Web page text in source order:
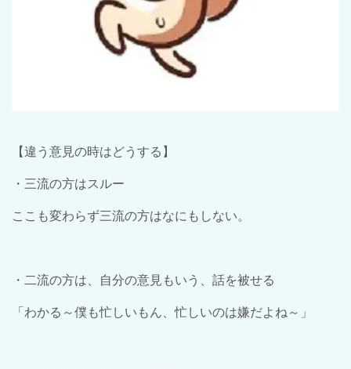
【違う意見の時はどうする】
・三流の方はスルー
ここも変わらず三流の方はなにもしない。
・二流の方は、自分の意見もいう、話を被せる
「わかる～僕も忙しいもん、忙しいのは嫌だよね～」